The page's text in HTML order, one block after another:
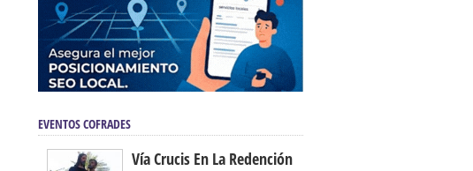
EVENTOS COFRADES
Vía Crucis En La Redención